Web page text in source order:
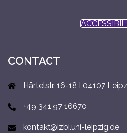
CONTACT
Härtelstr. 16-18 I 04107
+49 341 97 16670
kontakt@izbi.uni-leipzig.de